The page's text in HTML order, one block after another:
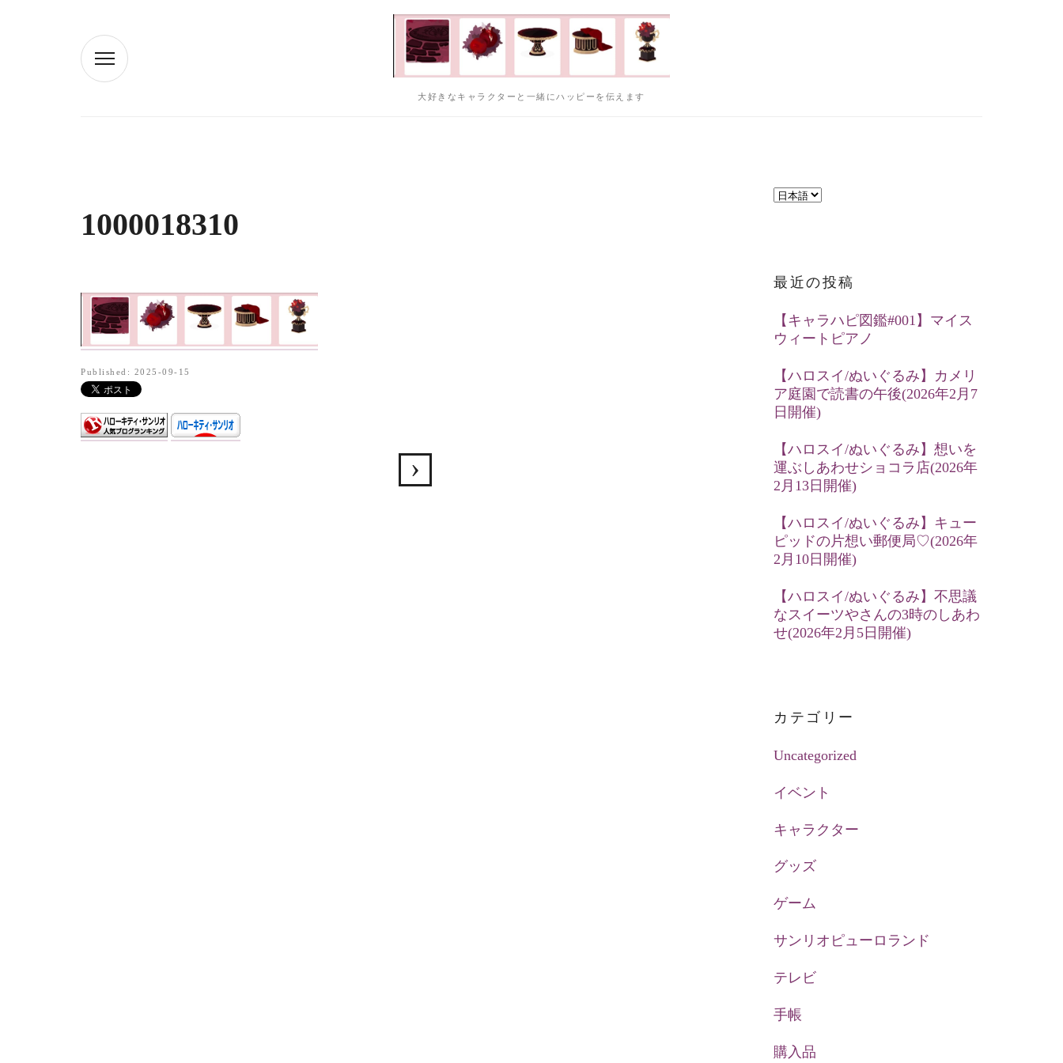
大好きなキャラクターと一緒にハッピーを伝えます
1000018310
Published: 2025-09-15
言
択
最近の投稿
【キャラハピ図鑑#001】マイス
ウィートピアノ
【ハロスイ/ぬいぐるみ】カメリ
ア庭園で読書の午後(2026年2月7
日開催)
【ハロスイ/ぬいぐるみ】想いを
運ぶしあわせショコラ店(2026年
2月13日開催)
【ハロスイ/ぬいぐるみ】キュー
ピッドの片想い郵便局♡(2026年
2月10日開催)
【ハロスイ/ぬいぐるみ】不思議
なスイーツやさんの3時のしあわ
せ(2026年2月5日開催)
カテゴリー
Uncategorized
イベント
キャラクター
グッズ
ゲーム
サンリオピューロランド
テレビ
手帳
購入品